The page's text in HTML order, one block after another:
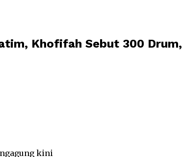
Khofifah Sebut 300